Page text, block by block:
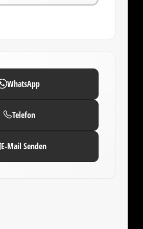
WhatsApp
Telefon
E-Mail Senden